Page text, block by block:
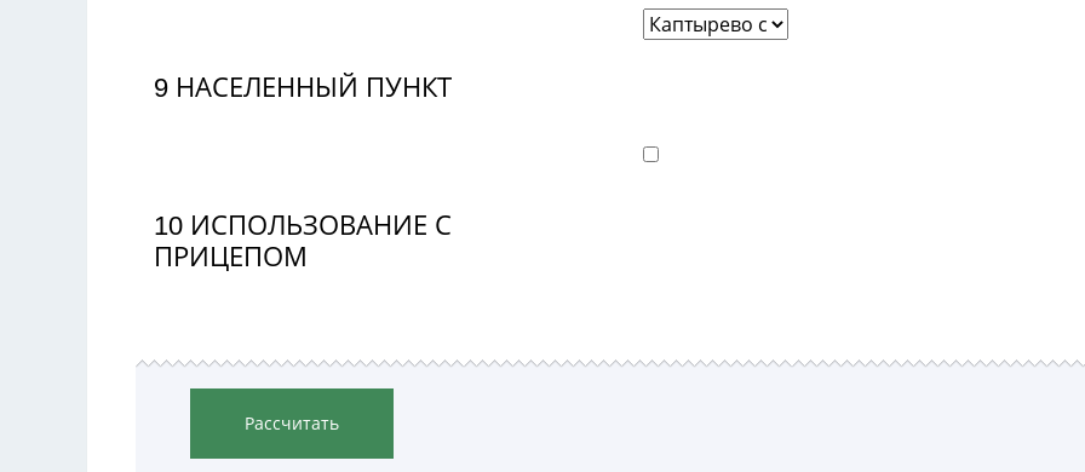
9 НАСЕЛЕННЫЙ ПУНКТ
10 ИСПОЛЬЗОВАНИЕ С
ПРИЦЕПОМ
Рассчитать